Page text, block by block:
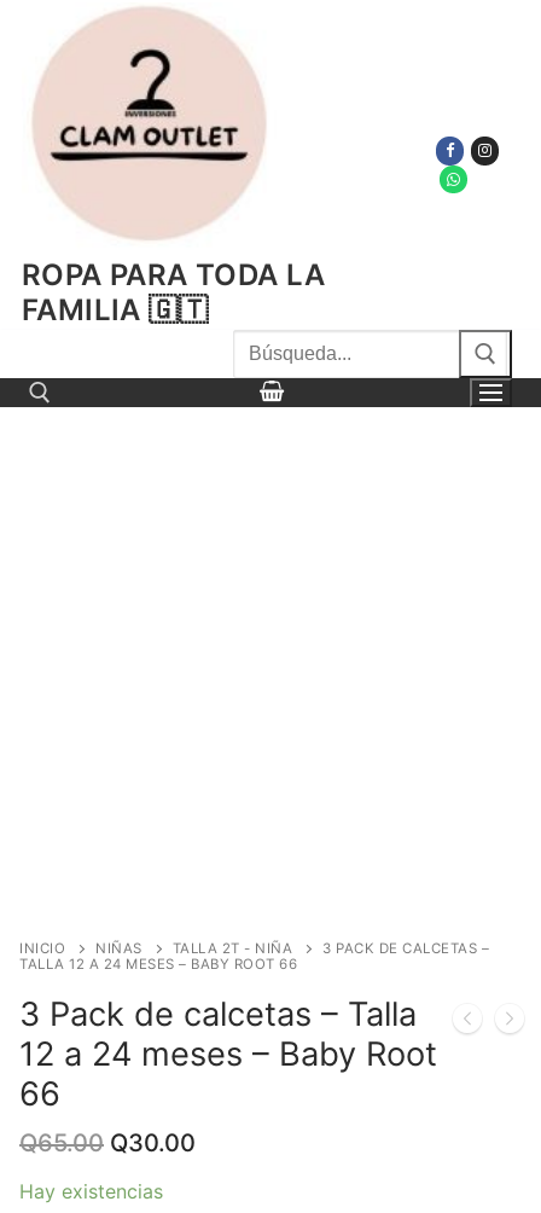
contenido
ROPA PARA TODA LA
FAMILIA 🇬🇹
Buscar
por:
INICIO NIÑAS TALLA 2T - NIÑA
3 PACK DE CALCETAS –
TALLA 12 A 24 MESES – BABY ROOT 66
3 Pack de calcetas – Talla
12 a 24 meses – Baby Root
66
Q65.00 Original
was:
Q30.00
Hay existencias